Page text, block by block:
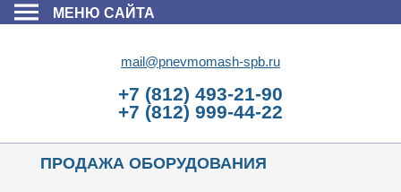
МЕНЮ САЙТА
mail@pnevmomash-spb.ru
+7 (812) 493-21-90
+7 (812) 999-44-22
ПРОДАЖА ОБОРУДОВАНИЯ